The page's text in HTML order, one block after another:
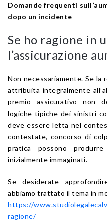
Domande frequenti
dopo un incidente
Se ho ragione in
l’assicurazione
Non necessariamente. Se
attribuita integralmente
premio assicurativo non
logiche tipiche dei sinistri
deve essere letta nel
contestate, concorso di
pratica possono
inizialmente immaginati.
Se desiderate
abbiamo trattato il tema in
https://
ragione/